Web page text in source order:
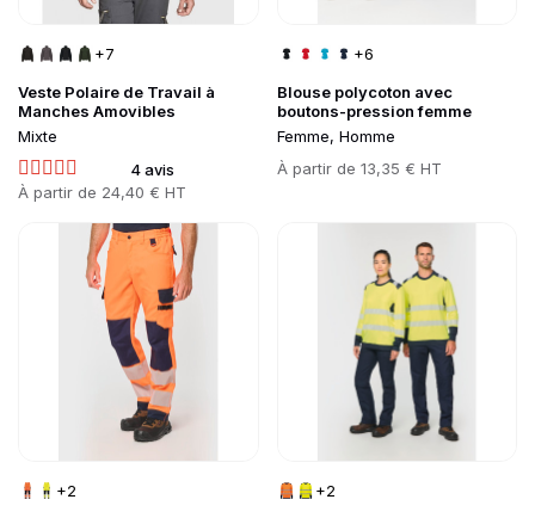
Veste Polaire de Travail à
Manches Amovibles
Mixte
4 avis
Prix
À partir de 24,40 € HT
+7
Blouse polycoton avec
boutons-pression femme
Femme, Homme
Prix
À partir de 13,35 € HT
+6
+2
Go to product page
+2